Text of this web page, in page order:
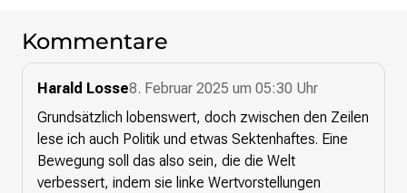
Kommentare
Harald Losse8. Februar 2025 um 05:30 Uhr
Grundsätzlich lobenswert, doch zwischen den Zeilen
lese ich auch Politik und etwas Sektenhaftes. Eine
Bewegung soll das also sein, die die Welt
verbessert, indem sie linke Wertvorstellungen